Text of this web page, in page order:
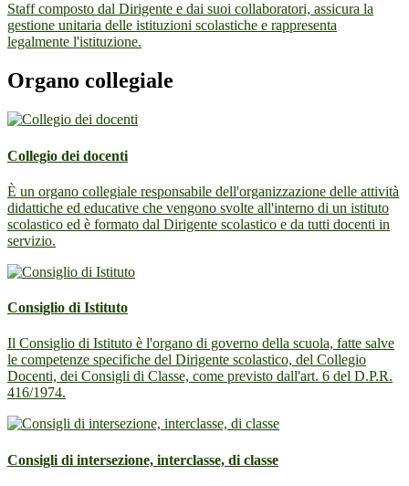
Staff composto dal Dirigente e dai suoi collaboratori, assicura la
gestione unitaria delle istituzioni scolastiche e rappresenta
legalmente l'istituzione.
Organo collegiale
Collegio dei docenti
È un organo collegiale responsabile dell'organizzazione delle attività
didattiche ed educative che vengono svolte all'interno di un istituto
scolastico ed è formato dal Dirigente scolastico e da tutti docenti in
servizio.
Consiglio di Istituto
Il Consiglio di Istituto è l'organo di governo della scuola, fatte salve
le competenze specifiche del Dirigente scolastico, del Collegio
Docenti, dei Consigli di Classe, come previsto dall'art. 6 del D.P.R.
416/1974.
Consigli di intersezione, interclasse, di classe